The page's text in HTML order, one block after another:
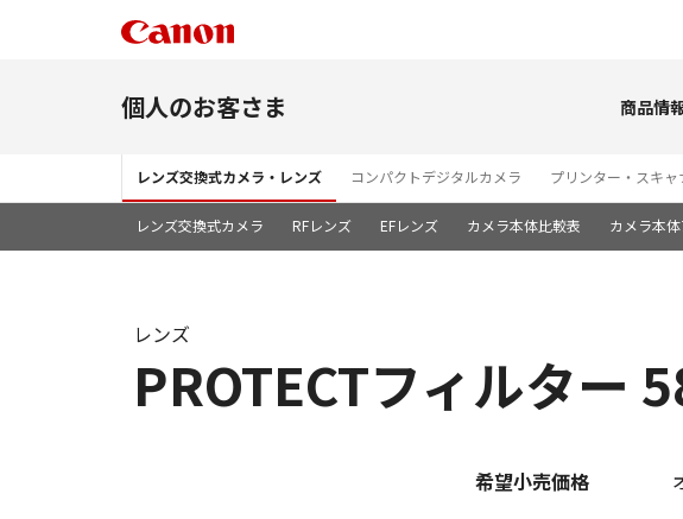
個人のお客さま 商品情
レンズ交換式カメラ・レンズ コンパクトデジタルカメラ プリンター・スキャ
レンズ交換式カメラ RFレンズ EFレンズ カメラ本体比較表 カメラ本
PROTECTフィルター
レンズ
希望小売価格